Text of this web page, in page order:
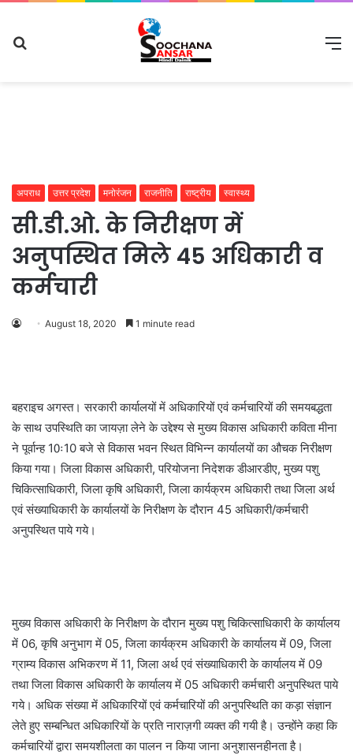
अपराध उत्तर प्रदेश मनोरंजन राजनीति राष्ट्रीय स्वास्थ्य
सी.डी.ओ. के निरीक्षण में
अनुपस्थित मिले 45 अधिकारी व
कर्मचारी
August 18, 2020 1 minute read
बहराइच अगस्त। सरकारी कार्यालयों में अधिकारियों एवं कर्मचारियों की समयबद्धता
के साथ उपस्थिति का जायज़ा लेने के उद्देश्य से मुख्य विकास अधिकारी कविता मीना
ने पूर्वान्ह 10ः10 बजे से विकास भवन स्थित विभिन्न कार्यालयों का औचक निरीक्षण
किया गया। जिला विकास अधिकारी, परियोजना निदेशक डीआरडीए, मुख्य पशु
चिकित्साधिकारी, जिला कृषि अधिकारी, जिला कार्यक्रम अधिकारी तथा जिला अर्थ
एवं संख्याधिकारी के कार्यालयों के निरीक्षण के दौरान 45 अधिकारी/कर्मचारी
अनुपस्थित पाये गये।
मुख्य विकास अधिकारी के निरीक्षण के दौरान मुख्य पशु चिकित्साधिकारी के कार्यालय
में 06, कृषि अनुभाग में 05, जिला कार्यक्रम अधिकारी के कार्यालय में 09, जिला
ग्राम्य विकास अभिकरण में 11, जिला अर्थ एवं संख्याधिकारी के कार्यालय में 09
तथा जिला विकास अधिकारी के कार्यालय में 05 अधिकारी कर्मचारी अनुपस्थित पाये
गये। अधिक संख्या में अधिकारियों एवं कर्मचारियों की अनुपस्थिति का कड़ा संज्ञान
लेते हुए सम्बन्धित अधिकारियों के प्रति नाराज़गी व्यक्त की गयी है। उन्होंने कहा कि
कर्मचारियों द्वारा समयशीलता का पालन न किया जाना अनुशासनहीनता है।